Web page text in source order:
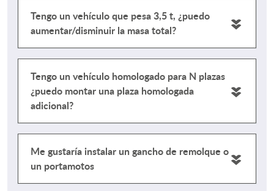
Tengo un vehículo que pesa 3,5 t, ¿puedo
aumentar/disminuir la masa total?
Tengo un vehículo homologado para N plazas
¿puedo montar una plaza homologada
adicional?
Me gustaría instalar un gancho de remolque o
un portamotos